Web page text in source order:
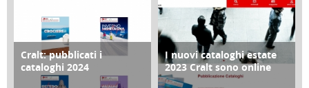
COPERTINA
Cralt: pubblicati i
cataloghi 2024
CONTRO COPERTINA
I nuovi cataloghi estate
2023 Cralt sono online